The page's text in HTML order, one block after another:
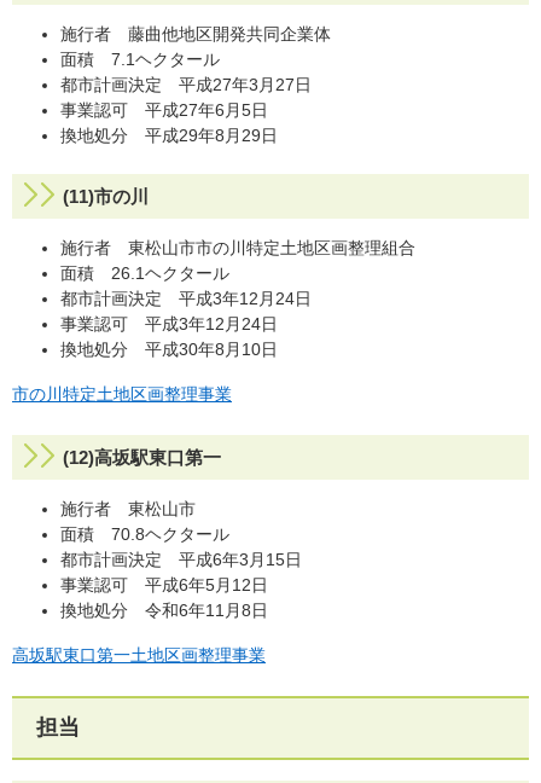
施行者 藤曲他地区開発共同企業体
面積 7.1ヘクタール
都市計画決定 平成27年3月27日
事業認可 平成27年6月5日
換地処分 平成29年8月29日
(11)市の川
施行者 東松山市市の川特定土地区画整理組合
面積 26.1ヘクタール
都市計画決定 平成3年12月24日
事業認可 平成3年12月24日
換地処分 平成30年8月10日
市の川特定土地区画整理事業
(12)高坂駅東口第一
施行者 東松山市
面積 70.8ヘクタール
都市計画決定 平成6年3月15日
事業認可 平成6年5月12日
換地処分 令和6年11月8日
高坂駅東口第一土地区画整理事業
担当